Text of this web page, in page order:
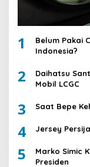
1
Belum Pakai
Indonesia?
2
Daihatsu
Mobil LCGC
3 Saat Bepe
4 Jersey
5
Marko Simic
Presiden